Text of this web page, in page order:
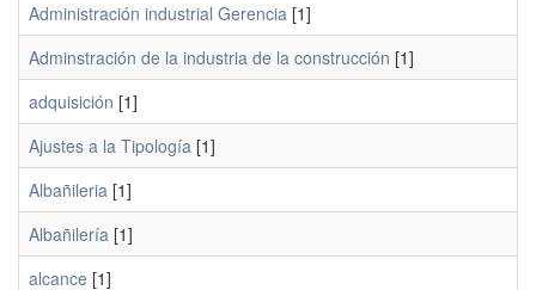
Administración industrial Gerencia [1]
Adminstración de la industria de la construcción [1]
adquisición [1]
Ajustes a la Tipología [1]
Albañileria [1]
Albañilería [1]
alcance [1]